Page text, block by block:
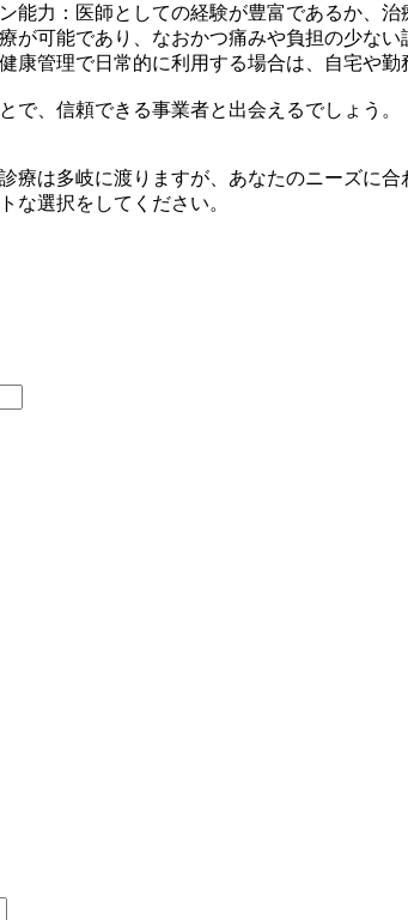
能力：医師としての経験が豊富であるか、
が可能であり、なおかつ痛みや負担の少ない
康管理で日常的に利用する場合は、自宅や
で、信頼できる事業者と出会えるでしょう。
療は多岐に渡りますが、あなたのニーズに合
な選択をしてください。